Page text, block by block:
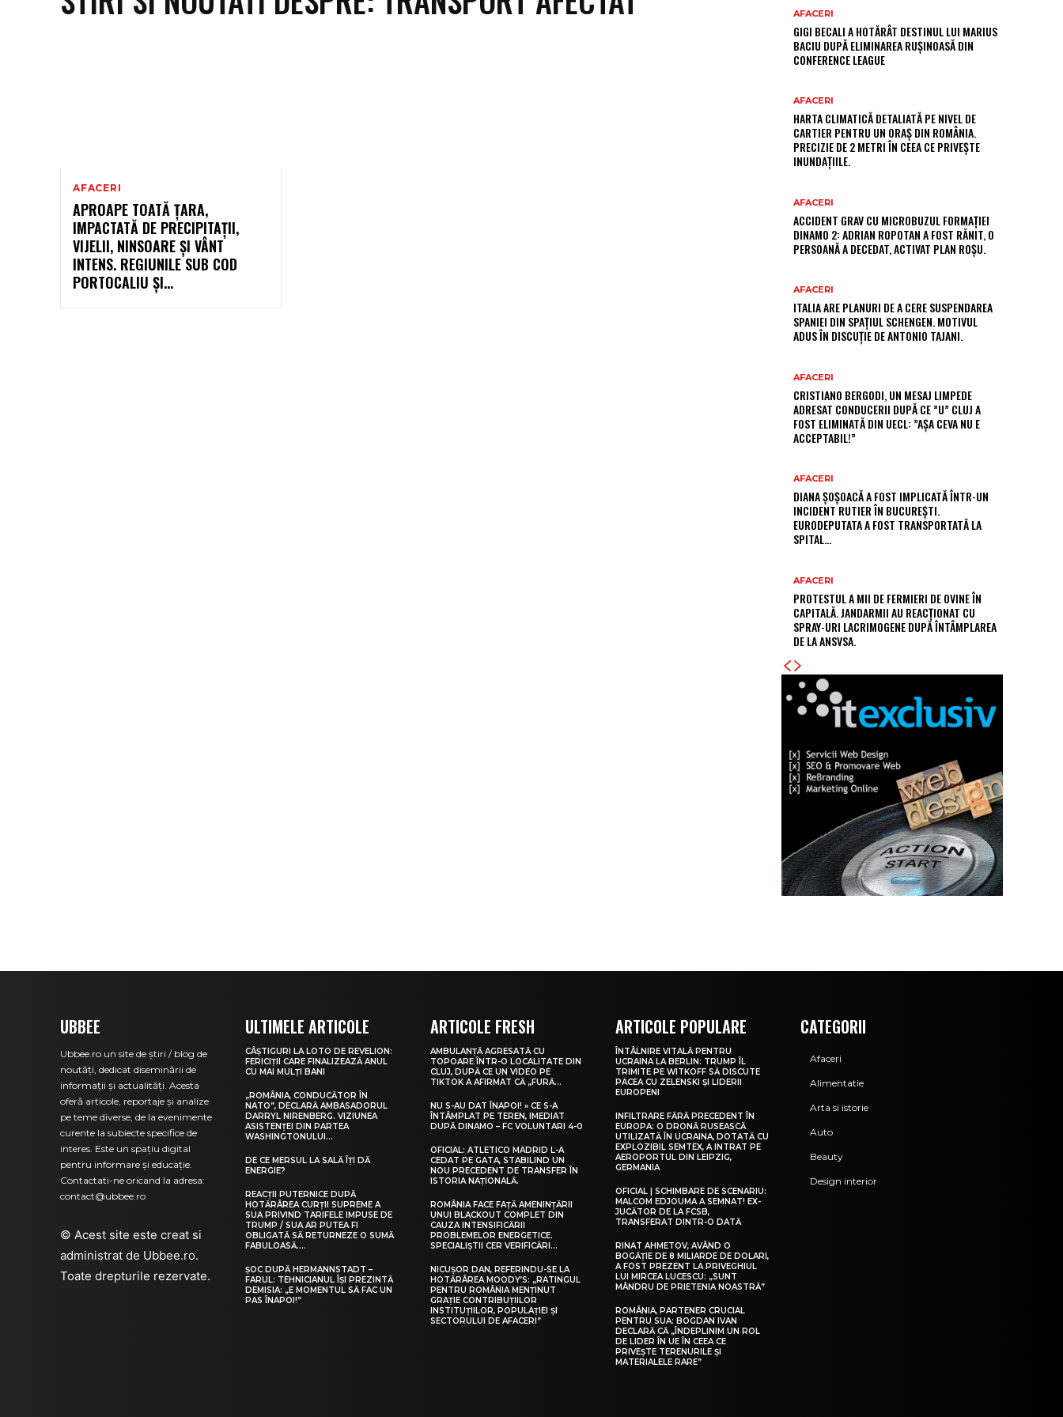
AFACERI
APROAPE TOATĂ ȚARA,
IMPACTATĂ DE PRECIPITAȚII,
VIJELII, NINSOARE ȘI VÂNT
INTENS. REGIUNILE SUB COD
PORTOCALIU ȘI…
AFACERI
GIGI BECALI A HOTĂRÂT DESTINUL LUI MARIUS
BACIU DUPĂ ELIMINAREA RUȘINOASĂ DIN
CONFERENCE LEAGUE
AFACERI
HARTA CLIMATICĂ DETALIATĂ PE NIVEL DE
CARTIER PENTRU UN ORAȘ DIN ROMÂNIA.
PRECIZIE DE 2 METRI ÎN CEEA CE PRIVEȘTE
INUNDAȚIILE.
AFACERI
ACCIDENT GRAV CU MICROBUZUL FORMAȚIEI
DINAMO 2: ADRIAN ROPOTAN A FOST RĂNIT, O
PERSOANĂ A DECEDAT, ACTIVAT PLAN ROȘU.
AFACERI
ITALIA ARE PLANURI DE A CERE SUSPENDAREA
SPANIEI DIN SPAȚIUL SCHENGEN. MOTIVUL
ADUS ÎN DISCUȚIE DE ANTONIO TAJANI.
AFACERI
CRISTIANO BERGODI, UN MESAJ LIMPEDE
ADRESAT CONDUCERII DUPĂ CE ”U” CLUJ A
FOST ELIMINATĂ DIN UECL: ”AȘA CEVA NU E
ACCEPTABIL!”
AFACERI
DIANA ȘOȘOACĂ A FOST IMPLICATĂ ÎNTR-UN
INCIDENT RUTIER ÎN BUCUREȘTI.
EURODEPUTATA A FOST TRANSPORTATĂ LA
SPITAL…
AFACERI
PROTESTUL A MII DE FERMIERI DE OVINE ÎN
CAPITALĂ. JANDARMII AU REACȚIONAT CU
SPRAY-URI LACRIMOGENE DUPĂ ÎNTÂMPLAREA
DE LA ANSVSA.
UBBEE
Ubbee.ro un site de știri / blog de
noutăți, dedicat diseminării de
informații și actualități. Acesta
oferă articole, reportaje și analize
pe teme diverse, de la evenimente
curente la subiecte specifice de
interes. Este un spațiu digital
pentru informare și educație.
Contactati-ne oricand la adresa:
contact@ubbee.ro
© Acest site este creat si
administrat de Ubbee.ro.
Toate drepturile rezervate.
ULTIMELE ARTICOLE
CÂȘTIGURI LA LOTO DE REVELION:
FERICIȚII CARE FINALIZEAZĂ ANUL
CU MAI MULȚI BANI
„ROMÂNIA, CONDUCĂTOR ÎN
NATO”, DECLARĂ AMBASADORUL
DARRYL NIRENBERG. VIZIUNEA
ASISTENȚEI DIN PARTEA
WASHINGTONULUI…
DE CE MERSUL LA SALĂ ÎȚI DĂ
ENERGIE?
REACȚII PUTERNICE DUPĂ
HOTĂRÂREA CURȚII SUPREME A
SUA PRIVIND TARIFELE IMPUSE DE
TRUMP / SUA AR PUTEA FI
OBLIGATĂ SĂ RETURNEZE O SUMĂ
FABULOASĂ....
ȘOC DUPĂ HERMANNSTADT –
FARUL: TEHNICIANUL ÎȘI PREZINTĂ
DEMISIA: „E MOMENTUL SĂ FAC UN
PAS ÎNAPOI!”
ARTICOLE FRESH
AMBULANȚĂ AGRESATĂ CU
TOPOARE ÎNTR-O LOCALITATE DIN
CLUJ, DUPĂ CE UN VIDEO PE
TIKTOK A AFIRMAT CĂ „FURĂ…
NU S-AU DAT ÎNAPOI! » CE S-A
ÎNTÂMPLAT PE TEREN, IMEDIAT
DUPĂ DINAMO – FC VOLUNTARI 4-0
OFICIAL: ATLETICO MADRID L-A
CEDAT PE GATA, STABILIND UN
NOU PRECEDENT DE TRANSFER ÎN
ISTORIA NAȚIONALĂ.
ROMÂNIA FACE FAȚĂ AMENINȚĂRII
UNUI BLACKOUT COMPLET DIN
CAUZA INTENSIFICĂRII
PROBLEMELOR ENERGETICE.
SPECIALIȘTII CER VERIFICĂRI…
NICUȘOR DAN, REFERINDU-SE LA
HOTĂRÂREA MOODY’S: „RATINGUL
PENTRU ROMÂNIA MENȚINUT
GRAȚIE CONTRIBUȚIILOR
INSTITUȚIILOR, POPULAȚIEI ȘI
SECTORULUI DE AFACERI”
ARTICOLE POPULARE
ÎNTÂLNIRE VITALĂ PENTRU
UCRAINA LA BERLIN: TRUMP ÎL
TRIMITE PE WITKOFF SĂ DISCUTE
PACEA CU ZELENSKI ȘI LIDERII
EUROPENI
INFILTRARE FĂRĂ PRECEDENT ÎN
EUROPA: O DRONĂ RUSEASCĂ
UTILIZATĂ ÎN UCRAINA, DOTATĂ CU
EXPLOZIBIL SEMTEX, A INTRAT PE
AEROPORTUL DIN LEIPZIG,
GERMANIA
OFICIAL | SCHIMBARE DE SCENARIU:
MALCOM EDJOUMA A SEMNAT! EX-
JUCĂTOR DE LA FCSB,
TRANSFERAT DINTR-O DATĂ
RINAT AHMETOV, AVÂND O
BOGĂȚIE DE 8 MILIARDE DE DOLARI,
A FOST PREZENT LA PRIVEGHIUL
LUI MIRCEA LUCESCU: „SUNT
MÂNDRU DE PRIETENIA NOASTRĂ”
ROMÂNIA, PARTENER CRUCIAL
PENTRU SUA: BOGDAN IVAN
DECLARĂ CĂ „ÎNDEPLINIM UN ROL
DE LIDER ÎN UE ÎN CEEA CE
PRIVEȘTE TERENURILE ȘI
MATERIALELE RARE”
CATEGORII
Afaceri
Alimentatie
Arta si istorie
Auto
Beauty
Design interior